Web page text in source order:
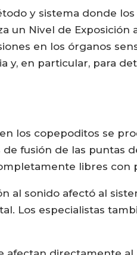
y sistema donde
un Nivel de Exposición
en los órganos
y, en particular, para
los copepoditos se
fusión de las puntas
libres con
al sonido afectó al
Los especialistas